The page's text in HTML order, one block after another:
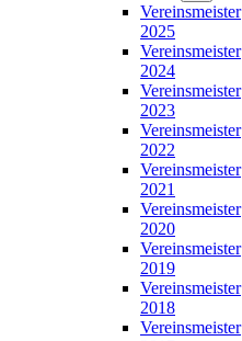
Vereinsmeister
2025
Vereinsmeister
2024
Vereinsmeister
2023
Vereinsmeister
2022
Vereinsmeister
2021
Vereinsmeister
2020
Vereinsmeister
2019
Vereinsmeister
2018
Vereinsmeister